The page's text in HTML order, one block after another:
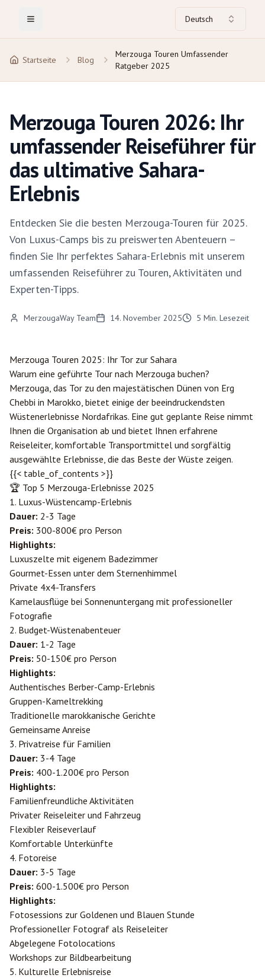
Toggle Menu Deutsch
Startseite Blog
Merzouga Touren Umfassender
Ratgeber 2025
Merzouga Touren 2026: Ihr
umfassender Reiseführer für
das ultimative Sahara-
Erlebnis
Entdecken Sie die besten Merzouga-Touren für 2025.
Von Luxus-Camps bis zu preiswerten Abenteuern –
finden Sie Ihr perfektes Sahara-Erlebnis mit unserem
umfassenden Reiseführer zu Touren, Aktivitäten und
Experten-Tipps.
MerzougaWay Team 14. November 2025 5 Min. Lesezeit
Merzouga Touren 2025: Ihr Tor zur Sahara
Warum eine geführte Tour nach Merzouga buchen?
Merzouga, das Tor zu den majestätischen Dünen von Erg
Chebbi in Marokko, bietet einige der beeindruckendsten
Wüstenerlebnisse Nordafrikas. Eine gut geplante Reise nimmt
Ihnen die Organisation ab und bietet Ihnen erfahrene
Reiseleiter, komfortable Transportmittel und sorgfältig
ausgewählte Erlebnisse, die das Beste der Wüste zeigen.
{{< table_of_contents >}}
🏆 Top 5 Merzouga-Erlebnisse 2025
1. Luxus-Wüstencamp-Erlebnis
Dauer: 2-3 Tage
Preis: 300-800€ pro Person
Highlights:
Luxuszelte mit eigenem Badezimmer
Gourmet-Essen unter dem Sternenhimmel
Private 4x4-Transfers
Kamelausflüge bei Sonnenuntergang mit professioneller
Fotografie
2. Budget-Wüstenabenteuer
Dauer: 1-2 Tage
Preis: 50-150€ pro Person
Highlights:
Authentisches Berber-Camp-Erlebnis
Gruppen-Kameltrekking
Traditionelle marokkanische Gerichte
Gemeinsame Anreise
3. Privatreise für Familien
Dauer: 3-4 Tage
Preis: 400-1.200€ pro Person
Highlights:
Familienfreundliche Aktivitäten
Privater Reiseleiter und Fahrzeug
Flexibler Reiseverlauf
Komfortable Unterkünfte
4. Fotoreise
Dauer: 3-5 Tage
Preis: 600-1.500€ pro Person
Highlights:
Fotosessions zur Goldenen und Blauen Stunde
Professioneller Fotograf als Reiseleiter
Abgelegene Fotolocations
Workshops zur Bildbearbeitung
5. Kulturelle Erlebnisreise